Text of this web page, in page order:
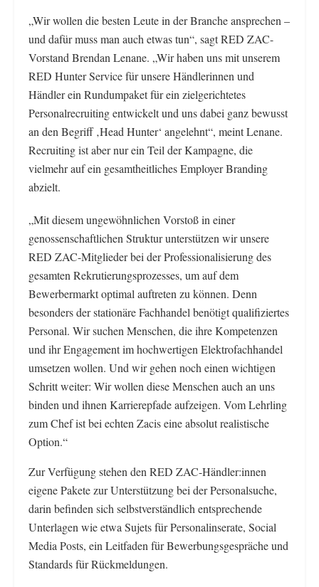
„Wir wollen die besten Leute in der Branche ansprechen –
und dafür muss man auch etwas tun“, sagt RED ZAC-
Vorstand Brendan Lenane. „Wir haben uns mit unserem
RED Hunter Service für unsere Händlerinnen und
Händler ein Rundumpaket für ein zielgerichtetes
Personalrecruiting entwickelt und uns dabei ganz bewusst
an den Begriff ‚Head Hunter‘ angelehnt“, meint Lenane.
Recruiting ist aber nur ein Teil der Kampagne, die
vielmehr auf ein gesamtheitliches Employer Branding
abzielt.
„Mit diesem ungewöhnlichen Vorstoß in einer
genossenschaftlichen Struktur unterstützen wir unsere
RED ZAC-Mitglieder bei der Professionalisierung des
gesamten Rekrutierungsprozesses, um auf dem
Bewerbermarkt optimal auftreten zu können. Denn
besonders der stationäre Fachhandel benötigt qualifiziertes
Personal. Wir suchen Menschen, die ihre Kompetenzen
und ihr Engagement im hochwertigen Elektrofachhandel
umsetzen wollen. Und wir gehen noch einen wichtigen
Schritt weiter: Wir wollen diese Menschen auch an uns
binden und ihnen Karrierepfade aufzeigen. Vom Lehrling
zum Chef ist bei echten Zacis eine absolut realistische
Option.“
Zur Verfügung stehen den RED ZAC-Händler:innen
eigene Pakete zur Unterstützung bei der Personalsuche,
darin befinden sich selbstverständlich entsprechende
Unterlagen wie etwa Sujets für Personalinserate, Social
Media Posts, ein Leitfaden für Bewerbungsgespräche und
Standards für Rückmeldungen.